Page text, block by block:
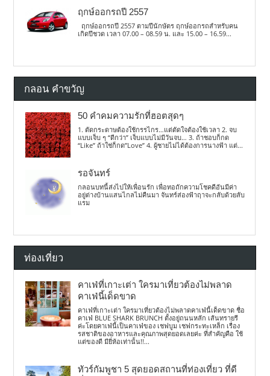
ฤกษ์ออกรถปี 2557
ฤกษ์ออกรถปี 2557 ตามปีนักษัตร ฤกษ์ออกรถสำหรับคน
เกิดปีชวด เวลา 07.00 – 08.59 น. และ 15.00 – 16.59...
กลอน คำขวัญ
50 คำคมความรักที่ฮอตสุดๆ
1. ตัดกระดาษต้องใช้กรรไกร…แต่ตัดใจต้องใช้เวลา 2. จบ
แบบเจ็บ ๆ “ดีกว่า” เจ็บแบบไม่มีวันจบ… 3. ถ้าชอบก็กด
“Like” ถ้าใช่ก็กด”Love” 4. ผู้ชายไม่ได้ต้องการนางฟ้า แต่...
รอจันทร์
กลอนบทนี้ส่งไปให้เพื่อนรัก เพื่อทอถักความโชคดีอันมีค่า
อยู่ต่างบ้านแสนไกลไม่คืนมา จันทร์ส่องฟ้าฤาจะกลับด้วยลับ
แรม
ท่องเที่ยว
คาเฟ่ที่เกาะเต่า ใครมาเที่ยวต้องไม่พลาด
คาเฟ่นี้เด็ดขาด
คาเฟ่ที่เกาะเต่า ใครมาเที่ยวต้องไม่พลาดคาเฟ่นี้เด็ดขาด ชื่อ
คาเฟ่ BLUE SHARK BRUNCH ตั้งอยู่ถนนหลัก เส้นทรายรี
ค่ะโดยคาเฟ่นี้เป็นคาเฟ่ของ เชฟบูม เชฟกระทะเหล็ก เรื่อง
รสชาติของอาหารและคุณภาพสุดยอดเลยค่ะ ที่สำคัญคือ ใช้
แต่ของดี มียี่ห้อเท่านั้น!!...
ทัวร์กัมพูชา 5 สุดยอดสถานที่ท่องเที่ยว ที่ดี